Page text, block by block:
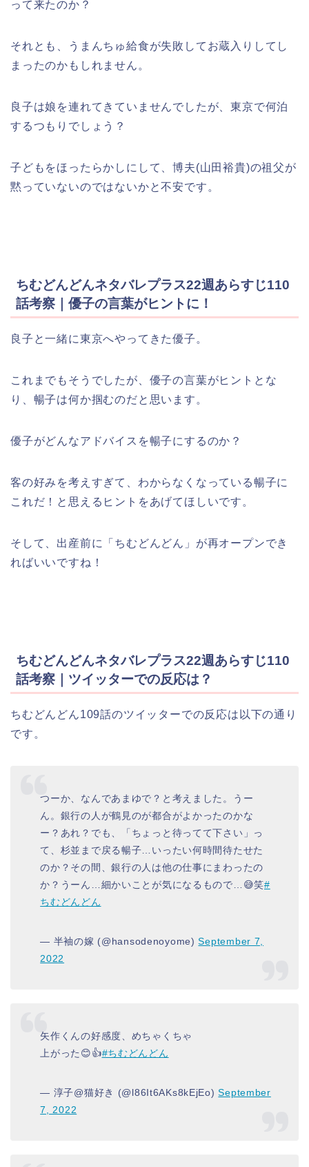
って来たのか？
それとも、うまんちゅ給食が失敗してお蔵入りしてし
まったのかもしれません。
良子は娘を連れてきていませんでしたが、東京で何泊
するつもりでしょう？
子どもをほったらかしにして、博夫(山田裕貴)の祖父が
黙っていないのではないかと不安です。
ちむどんどんネタバレプラス22週あらすじ110
話考察｜優子の言葉がヒントに！
良子と一緒に東京へやってきた優子。
これまでもそうでしたが、優子の言葉がヒントとな
り、暢子は何か掴むのだと思います。
優子がどんなアドバイスを暢子にするのか？
客の好みを考えすぎて、わからなくなっている暢子に
これだ！と思えるヒントをあげてほしいです。
そして、出産前に「ちむどんどん」が再オープンでき
ればいいですね！
ちむどんどんネタバレプラス22週あらすじ110
話考察｜ツイッターでの反応は？
ちむどんどん109話のツイッターでの反応は以下の通り
です。
つーか、なんであまゆで？と考えました。うー
ん。銀行の人が鶴見のが都合がよかったのかな
ー？あれ？でも、「ちょっと待ってて下さい」っ
て、杉並まで戻る暢子…いったい何時間待たせた
のか？その間、銀行の人は他の仕事にまわったの
か？うーん…細かいことが気になるもので…😅笑#
ちむどんどん
— 半袖の嫁 (@hansodenoyome)September 7,
2022
矢作くんの好感度、めちゃくちゃ
上がった😊👍#ちむどんどん
— 淳子@猫好き (@l86It6AKs8kEjEo)September
7, 2022